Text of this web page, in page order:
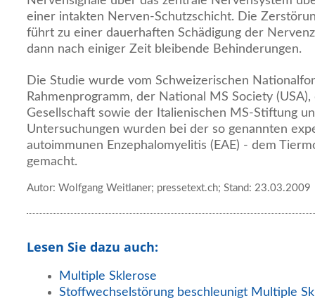
einer intakten Nerven-Schutzschicht. Die
führt zu einer dauerhaften Schädigung der
dann nach einiger Zeit bleibende Behinderungen.
Die Studie wurde vom Schweizerischen
Rahmenprogramm, der National MS Society
Gesellschaft sowie der Italienischen MS-Stiftung
Untersuchungen wurden bei der so genannten
autoimmunen Enzephalomyelitis (EAE) - dem
gemacht.
Autor: Wolfgang Weitlaner; pressetext.ch; Stand: 23.03.2009
Lesen Sie dazu auch:
Multiple Sklerose
Stoffwechselstörung beschleunigt Multiple